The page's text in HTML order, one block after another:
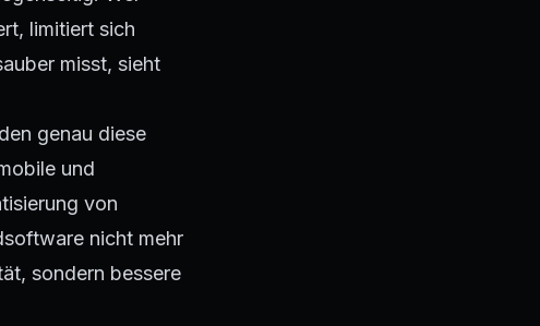
limitiert sich
misst, sieht
genau diese
und
von
nicht mehr
sondern bessere